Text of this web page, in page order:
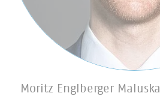
Moritz Englberger Maluska